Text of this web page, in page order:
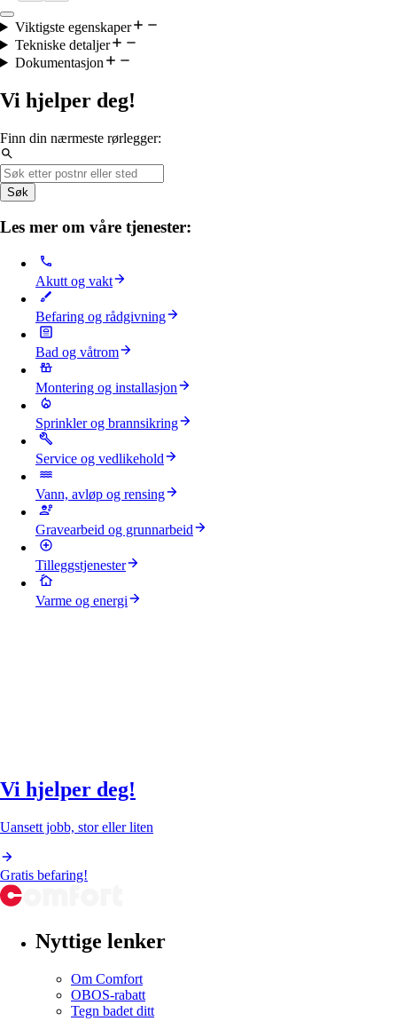
Viktigste egenskaper
Tekniske detaljer
Dokumentasjon
Vi hjelper deg!
Finn din nærmeste rørlegger:
Søk
Les mer om våre tjenester:
Akutt og vakt
Befaring og rådgivning
Bad og våtrom
Montering og installasjon
Sprinkler og brannsikring
Service og vedlikehold
Vann, avløp og rensing
Gravearbeid og grunnarbeid
Tilleggstjenester
Varme og energi
Vi hjelper deg!
Uansett jobb, stor eller liten
Gratis befaring!
Nyttige lenker
Om Comfort
OBOS-rabatt
Tegn badet ditt